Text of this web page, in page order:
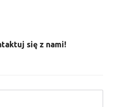
się z nami!